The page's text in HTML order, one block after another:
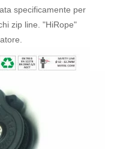
specificamente per
zip line. "HiRope"